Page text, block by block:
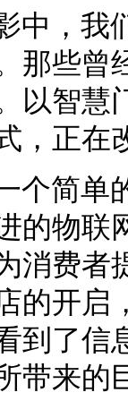
中，我
那些曾
以智慧
，正在
个简单
的物联
消费者
的开启
到了信
带来的